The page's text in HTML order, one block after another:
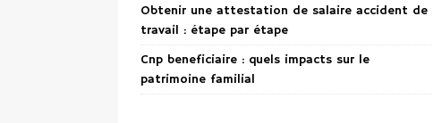
Obtenir une attestation de salaire accident de
travail : étape par étape
Cnp beneficiaire : quels impacts sur le
patrimoine familial